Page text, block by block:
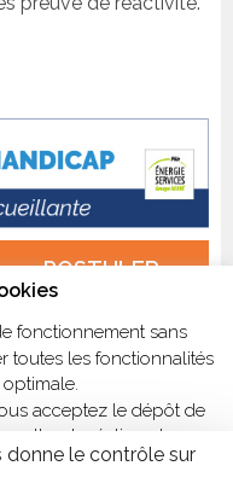
POSTULER
fonctionnement sans
toutes les fonctionnalités
acceptez le dépôt de
de réaliser des
donne le contrôle sur